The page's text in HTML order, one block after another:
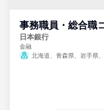
事務職員・総合職
日本銀行
金融
北海道、青森県、岩手県、